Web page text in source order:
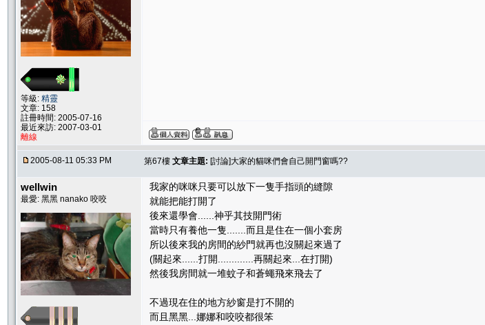
等級: 精靈
文章: 158
註冊時間: 2005-07-16
最近來訪: 2007-03-01
離線
2005-08-11 05:33 PM 第67樓 文章主題: [討論]大家的貓咪們會自己開門窗嗎??
wellwin
最愛: 黑黑 nanako 咬咬
我家的咪咪只要可以放下一隻手指頭的縫隙
就能把能打開了
後來還學會......神乎其技開門術
當時只有養他一隻.......而且是住在一個小套房
所以後來我的房間的紗門就再也沒關起來過了
(關起來......打開.............再關起來...在打開)
然後我房間就一堆蚊子和蒼蠅飛來飛去了
不過現在住的地方紗窗是打不開的
而且黑黑...娜娜和咬咬都很笨